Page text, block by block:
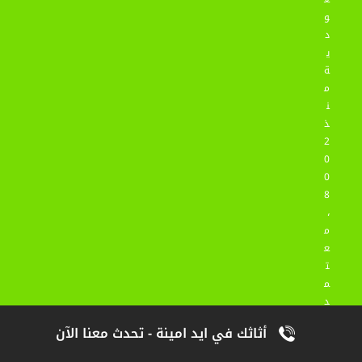
و
د
ي
ة
م
ن
ذ
2
0
0
8
،
م
ع
ت
م
د
أثاثك في ايد امينة - تحدث معنا الآن